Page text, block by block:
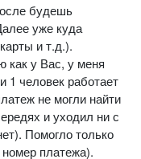
будешь
уже куда
и т.д.).
как у Вас, у меня
1 человек работает
не могли найти
и уходил ни с
Помогло только
платежа).